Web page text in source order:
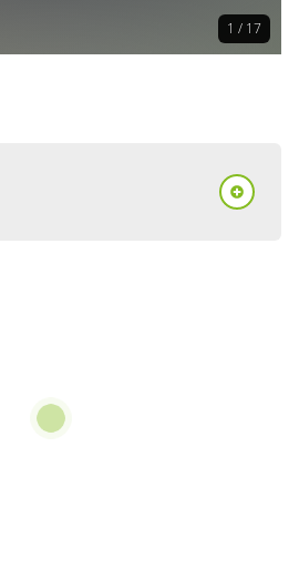
1 / 17
pro Person/Nacht